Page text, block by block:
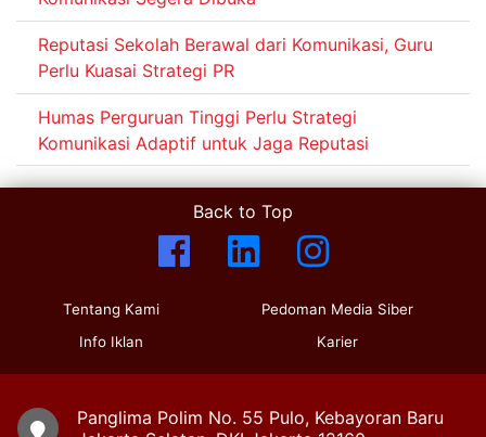
Reputasi Sekolah Berawal dari Komunikasi, Guru
Perlu Kuasai Strategi PR
Humas Perguruan Tinggi Perlu Strategi
Komunikasi Adaptif untuk Jaga Reputasi
Back to Top
Tentang Kami
Info Iklan
Pedoman Media Siber
Karier
Panglima Polim No. 55 Pulo, Kebayoran Baru